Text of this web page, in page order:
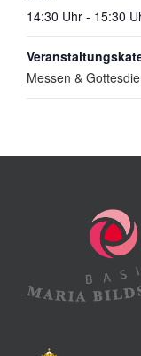
14:30 Uhr - 15:30
Messen &